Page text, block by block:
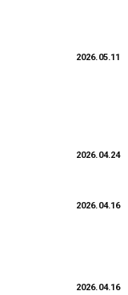
2026.05.11
2026.04.24
2026.04.16
2026.04.16